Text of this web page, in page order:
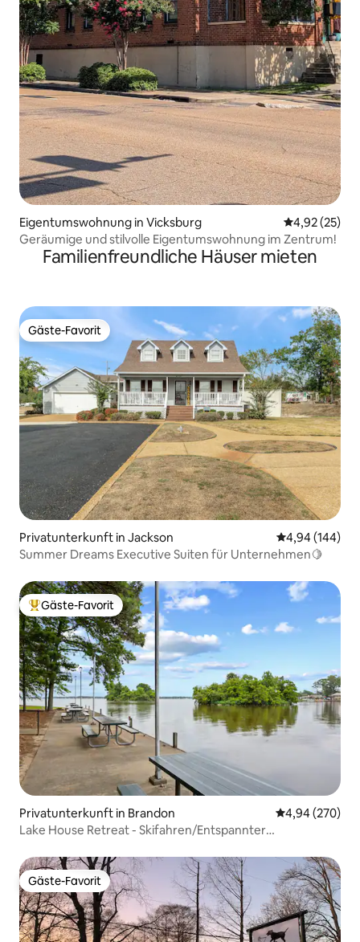
Eigentumswohnung in Vicksburg
4,92 (25)
Geräumige und stilvolle Eigentumswohnung im Zentrum!
Familienfreundliche Häuser mieten
Gäste-Favorit
Gäste-Favorit
Privatunterkunft in Jackson
4,94 (144)
Summer Dreams Executive Suiten für Unternehmen🍋
Beliebter Gäste-Favorit.
Gäste-Favorit
Privatunterkunft in Brandon
4,94 (270)
Lake House Retreat - Skifahren/Entspannter
Gäste-Favorit
Gäste-Favorit